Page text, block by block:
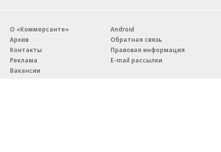
О «Коммерсанте»
Архив
Контакты
Реклама
Вакансии
Android
Обратная связь
Правовая информация
E-mail рассылки